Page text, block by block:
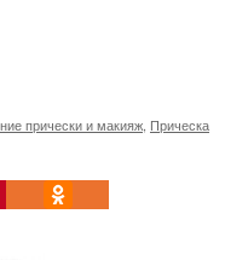
прически и макияж Прическа